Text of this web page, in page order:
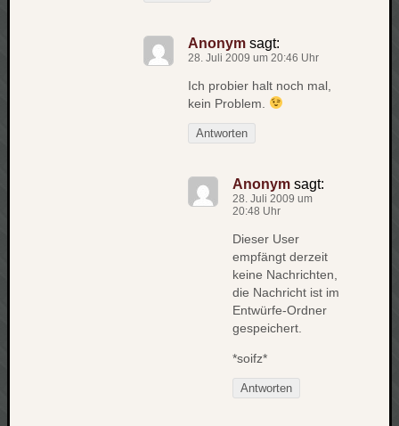
Anonym sagt:
28. Juli 2009 um 20:46 Uhr
Ich probier halt noch mal,
kein Problem.
Antworten
Anonym sagt:
28. Juli 2009 um
20:48 Uhr
Dieser User
empfängt derzeit
keine Nachrichten,
die Nachricht ist im
Entwürfe-Ordner
gespeichert.
*soifz*
Antworten